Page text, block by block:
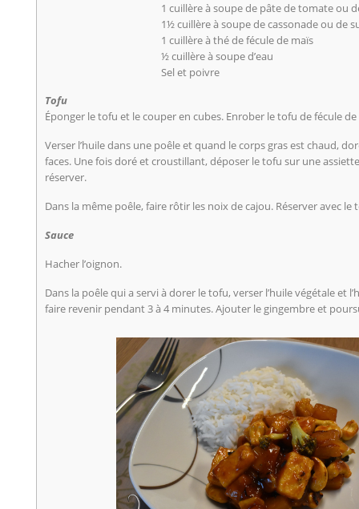
1 cuillère à soupe de pâte de tomate ou
1½ cuillère à soupe de cassonade ou de
1 cuillère à thé de fécule de maïs
½ cuillère à soupe d’eau
Sel et poivre
Tofu
Éponger le tofu et le couper en cubes. Enrober le tofu de fécule de
Verser l’huile dans une poêle et quand le corps gras est chaud,
faces. Une fois doré et croustillant, déposer le tofu sur une
réserver.
Dans la même poêle, faire rôtir les noix de cajou. Réserver avec le
Sauce
Hacher l’oignon.
Dans la poêle qui a servi à dorer le tofu, verser l’huile végétale et
faire revenir pendant 3 à 4 minutes. Ajouter le gingembre et